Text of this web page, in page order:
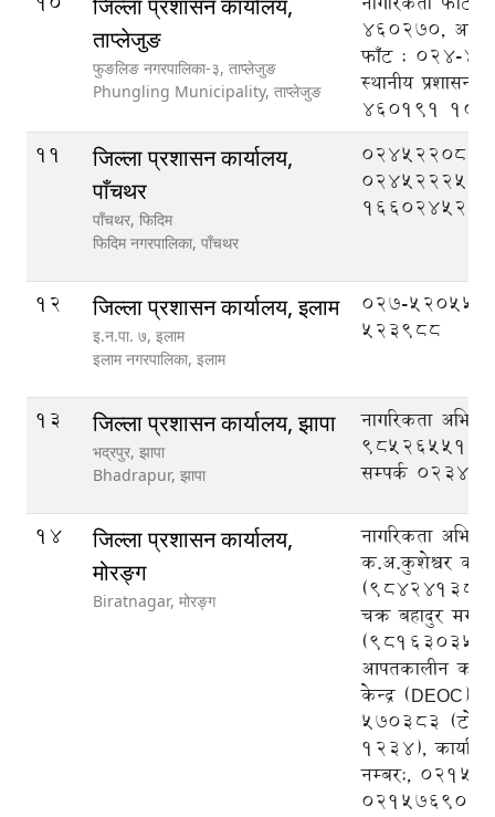
जिल्ला प्रशासन कार्यालय,
ताप्लेजुङ
फुङलिङ नगरपालिका-३, ताप्लेजुङ
Phungling Municipality, ताप्लेजुङ
460270,
फाँट : 024-
स्थानीय
460191 100
11
जिल्ला प्रशासन कार्यालय,
पाँचथर
पाँचथर, फिदिम
फिदिम नगरपालिका, पाँचथर
०२४५२२०८८,
०२४५२२२५०
12 जिल्ला प्रशासन कार्यालय, इलाम
इ‍‍‍‌.न.पा. ७, इलाम
इलाम नगरपालिका, इलाम
027-
523988
13 जिल्ला प्रशासन कार्यालय, झापा
भद्रपुर, झापा
Bhadrapur, झापा
नागरिकता
9852655125,
सम्पर्क
14
जिल्ला प्रशासन कार्यालय,
मोरङ्ग
Biratnagar, मोरङ्ग
नागरिकता
क.अ.कुशेश्वर
चक्र बहादुर मगर
आपतकालीन
केन्द्र (DEOC),
570383 (टोल
1234),
नम्बर:,
021576908